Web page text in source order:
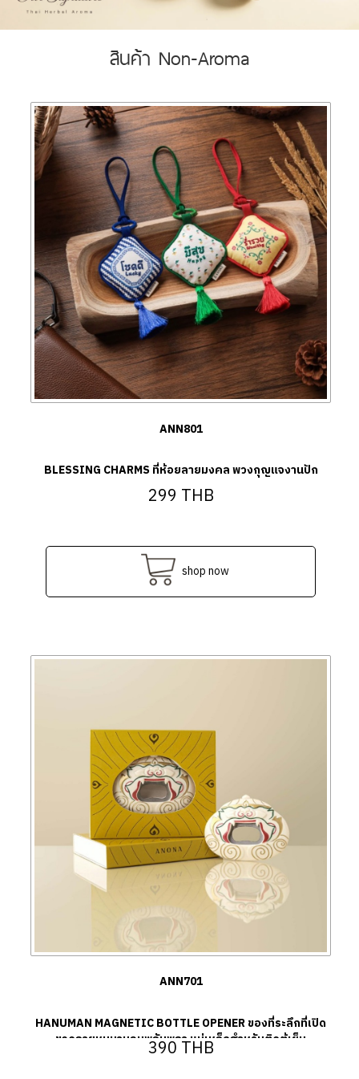
สินค้า Non-Aroma
ANN801
BLESSING CHARMS ที่ห้อยลายมงคล พวงกุญแจงานปัก
299 THB
shop now
ANN701
HANUMAN MAGNETIC BOTTLE OPENER ของที่ระลึกที่เปิด
ขวดลายหนุมานอมพลับพลา แม่เหล็กสำหรับติดตู้เย็น
390 THB